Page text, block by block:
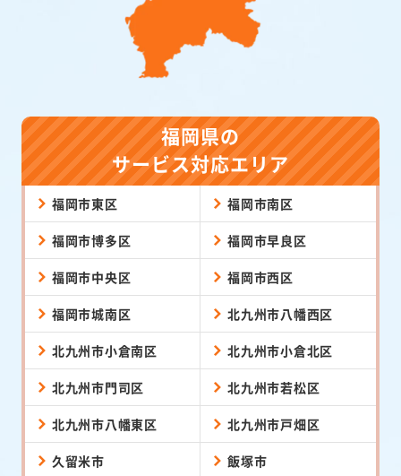
福岡県の
サービス対応エリア
福岡市東区 福岡市南区
福岡市博多区 福岡市早良区
福岡市中央区 福岡市西区
福岡市城南区 北九州市八幡西区
北九州市小倉南区 北九州市小倉北区
北九州市門司区 北九州市若松区
北九州市八幡東区 北九州市戸畑区
久留米市 飯塚市